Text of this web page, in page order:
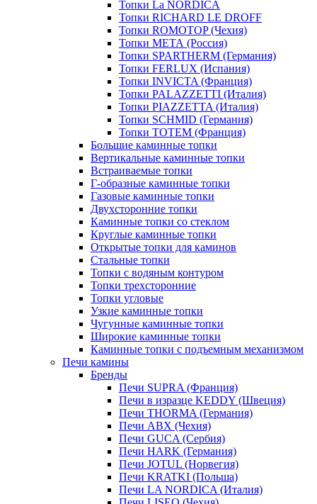
Топки La NORDICA
Топки RICHARD LE DROFF
Топки ROMOTOP (Чехия)
Топки МЕТА (Россия)
Топки SPARTHERM (Германия)
Топки FERLUX (Испания)
Топки INVICTA (Франция)
Топки PALAZZETTI (Италия)
Топки PIAZZETTA (Италия)
Топки SCHMID (Германия)
Топки TOTEM (Франция)
Большие каминные топки
Вертикальные каминные топки
Встраиваемые топки
Г-образные каминные топки
Газовые каминные топки
Двухсторонние топки
Каминные топки со стеклом
Круглые каминные топки
Открытые топки для каминов
Стальные топки
Топки с водяным контуром
Топки трехсторонние
Топки угловые
Узкие каминные топки
Чугунные каминные топки
Широкие каминные топки
Каминные топки с подъемным механизмом
Печи камины
Бренды
Печи SUPRA (Франция)
Печи в изразце KEDDY (Швеция)
Печи THORMA (Германия)
Печи ABX (Чехия)
Печи GUCA (Сербия)
Печи HARK (Германия)
Печи JOTUL (Норвегия)
Печи KRATKI (Польша)
Печи LA NORDICA (Италия)